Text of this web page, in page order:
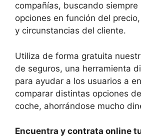
compañías, buscando siempre
opciones en función del
y circunstancias del cliente.
Utiliza de forma gratuita
de seguros, una herramienta
para ayudar a los usuarios a
comparar distintas opciones
coche, ahorrándose mucho
Encuentra y contrata online